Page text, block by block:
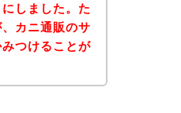
しました。た
カニ通販のサ
つけることが